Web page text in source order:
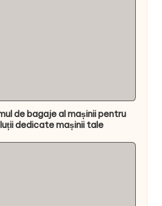
de bagaje al mașinii pentru
dedicate mașinii tale